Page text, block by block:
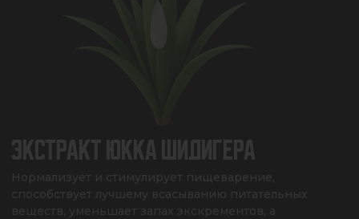
ЭКСТРАКТ ЮККА ШИДИГЕРА
Нормализует и стимулирует пищеварение,
способствует лучшему всасыванию питательных
веществ, уменьшает запах экскрементов, а